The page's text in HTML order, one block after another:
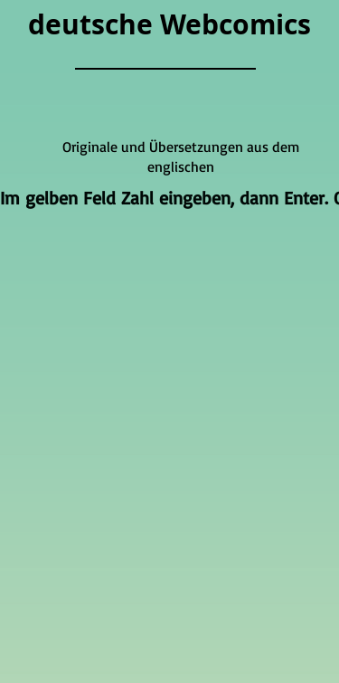
deutsche Webcomics
Originale und Übersetzungen aus dem
englischen
Im gelben Feld Zahl eingeben, dann